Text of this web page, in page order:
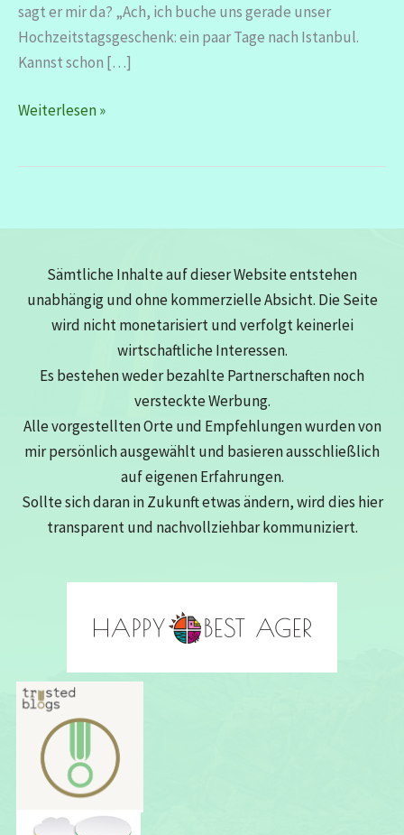
sagt er mir da? „Ach, ich buche uns gerade unser
Hochzeitstagsgeschenk: ein paar Tage nach Istanbul.
Kannst schon […]
Istanbul
Weiterlesen »
Sämtliche Inhalte auf dieser Website entstehen
unabhängig und ohne kommerzielle Absicht. Die Seite
wird nicht monetarisiert und verfolgt keinerlei
wirtschaftliche Interessen.
Es bestehen weder bezahlte Partnerschaften noch
versteckte Werbung.
Alle vorgestellten Orte und Empfehlungen wurden von
mir persönlich ausgewählt und basieren ausschließlich
auf eigenen Erfahrungen.
Sollte sich daran in Zukunft etwas ändern, wird dies hier
transparent und nachvollziehbar kommuniziert.